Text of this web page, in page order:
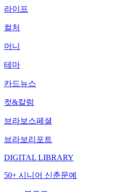
라이프
컬처
머니
테마
카드뉴스
컷&칼럼
브라보스페셜
브라보리포트
DIGITAL LIBRARY
50+ 시니어 신춘문예